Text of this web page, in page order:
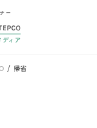
帰省